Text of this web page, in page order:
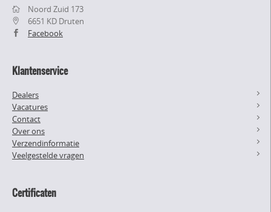
Noord Zuid 173
6651 KD Druten
Facebook
Klantenservice
Dealers
Vacatures
Contact
Over ons
Verzendinformatie
Veelgestelde vragen
Certificaten